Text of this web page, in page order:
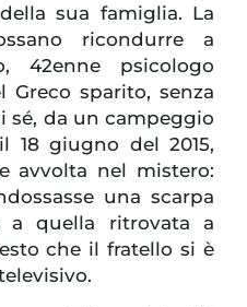
sua famiglia. La
ricondurre a
42enne psicologo
sparito, senza
sé, da un campeggio
18 giugno del 2015,
avvolta nel mistero:
una scarpa
a quella ritrovata a
che il fratello si è